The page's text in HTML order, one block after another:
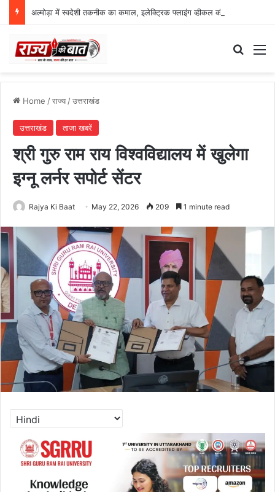
Home /राज्य/उत्तराखंड
उत्तराखंड ताजा खबरें
श्री गुरु राम राय विश्वविद्यालय में खुलेगा
इग्नू लर्नर सपोर्ट सेंटर
Rajya Ki Baat May 22, 2026 209 1 minute read